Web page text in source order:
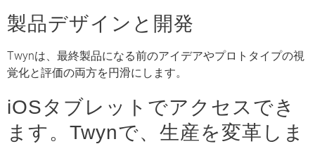
製品デザインと開発
Twynは、最終製品になる前のアイデアやプロトタイプの視
覚化と評価の両方を円滑にします。
iOSタブレットでアクセスでき
ます。Twynで、生産を変革しま